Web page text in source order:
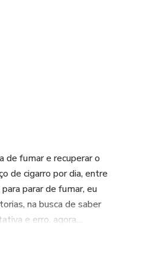
de fumar e recuperar o
de cigarro por dia, entre
parar de fumar, eu
na busca de saber
e erro, agora,...